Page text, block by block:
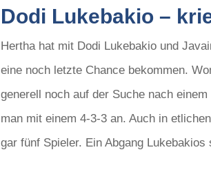
Dodi Lukebakio –
Hertha hat mit Dodi Lukebakio und
eine noch letzte Chance bekommen.
generell noch auf der Suche nach
man mit einem 4-3-3 an. Auch in
gar fünf Spieler. Ein Abgang